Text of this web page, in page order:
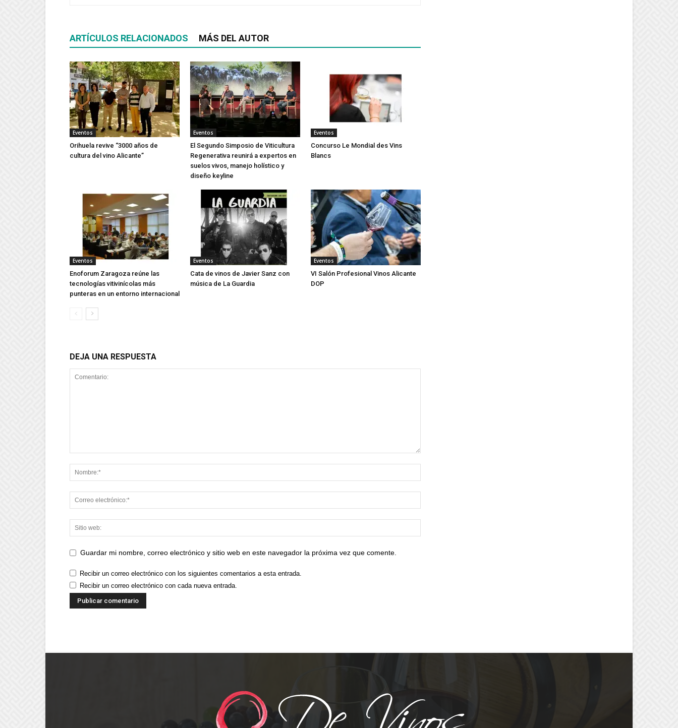
ARTÍCULOS RELACIONADOS MÁS DEL AUTOR
Eventos
Orihuela revive “3000 años de
cultura del vino Alicante”
Eventos
El Segundo Simposio de Viticultura
Regenerativa reunirá a expertos en
suelos vivos, manejo holístico y
diseño keyline
Eventos
Concurso Le Mondial des Vins
Blancs
Eventos
Enoforum Zaragoza reúne las
tecnologías vitivinícolas más
punteras en un entorno internacional
Eventos
Cata de vinos de Javier Sanz con
música de La Guardia
Eventos
VI Salón Profesional Vinos Alicante
DOP
DEJA UNA RESPUESTA
Guardar mi nombre, correo electrónico y sitio web en este navegador la próxima vez que comente.
Recibir un correo electrónico con los siguientes comentarios a esta entrada.
Recibir un correo electrónico con cada nueva entrada.